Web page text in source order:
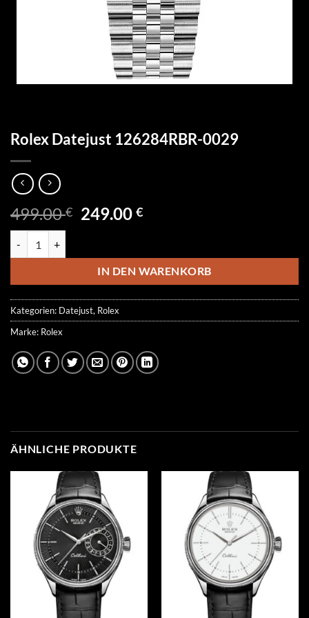
Rolex Datejust 126284RBR-0029
499.00€ Ursprünglicher
499.00 €
249.00€Aktueller
249.00 €.
IN DEN WARENKORB
Kategorien: Datejust, Rolex
Marke: Rolex
ÄHNLICHE PRODUKTE